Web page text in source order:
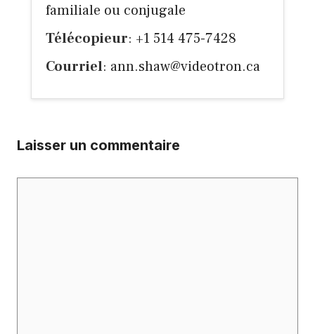
familiale ou conjugale
Télécopieur: +1 514 475-7428
Courriel: ann.shaw@videotron.ca
Laisser un commentaire